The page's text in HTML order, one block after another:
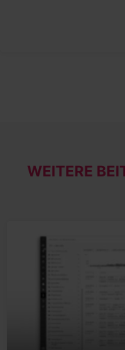
WEITERE